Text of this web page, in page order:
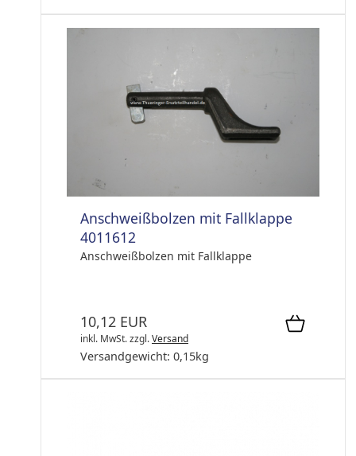
Anschweißbolzen mit Fallklappe
4011612
Anschweißbolzen mit Fallklappe
10,12 EUR
inkl. MwSt.zzgl.Versand
Versandgewicht: 0,15kg